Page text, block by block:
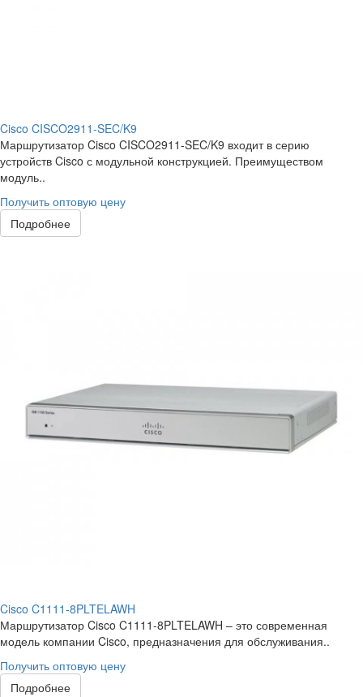
Cisco CISCO2911-SEC/K9
Маршрутизатор Cisco CISCO2911-SEC/K9 входит в серию
устройств Cisco с модульной конструкцией. Преимуществом
модуль..
Получить оптовую цену
Подробнее
Cisco C1111-8PLTELAWH
Маршрутизатор Cisco C1111-8PLTELAWH – это современная
модель компании Cisco, предназначения для обслуживания..
Получить оптовую цену
Подробнее